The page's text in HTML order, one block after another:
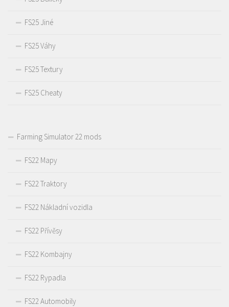
FS25 Jiné
FS25 Váhy
FS25 Textury
FS25 Cheaty
Farming Simulator 22 mods
FS22 Mapy
FS22 Traktory
FS22 Nákladní vozidla
FS22 Přívěsy
FS22 Kombajny
FS22 Rypadla
FS22 Automobily